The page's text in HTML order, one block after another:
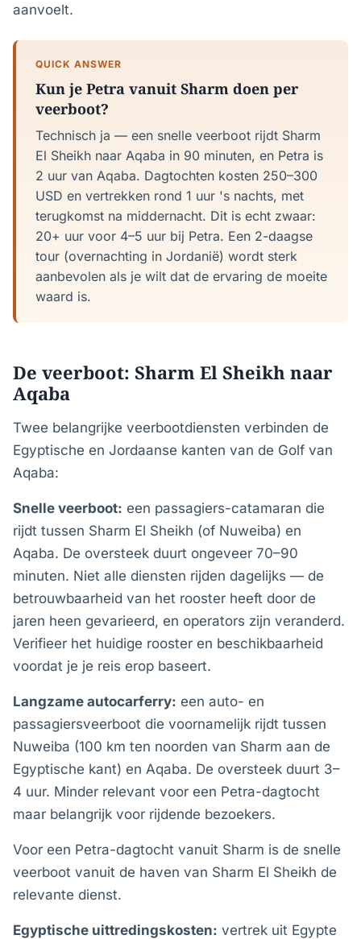
aanvoelt.
QUICK ANSWER
Kun je Petra vanuit Sharm doen per
veerboot?
Technisch ja — een snelle veerboot rijdt Sharm
El Sheikh naar Aqaba in 90 minuten, en Petra is
2 uur van Aqaba. Dagtochten kosten 250–300
USD en vertrekken rond 1 uur 's nachts, met
terugkomst na middernacht. Dit is echt zwaar:
20+ uur voor 4–5 uur bij Petra. Een 2-daagse
tour (overnachting in Jordanië) wordt sterk
aanbevolen als je wilt dat de ervaring de moeite
waard is.
De veerboot: Sharm El Sheikh naar
Aqaba
Twee belangrijke veerbootdiensten verbinden de
Egyptische en Jordaanse kanten van de Golf van
Aqaba:
Snelle veerboot: een passagiers-catamaran die
rijdt tussen Sharm El Sheikh (of Nuweiba) en
Aqaba. De oversteek duurt ongeveer 70–90
minuten. Niet alle diensten rijden dagelijks — de
betrouwbaarheid van het rooster heeft door de
jaren heen gevarieerd, en operators zijn veranderd.
Verifieer het huidige rooster en beschikbaarheid
voordat je je reis erop baseert.
Langzame autocarferry: een auto- en
passagiersveerboot die voornamelijk rijdt tussen
Nuweiba (100 km ten noorden van Sharm aan de
Egyptische kant) en Aqaba. De oversteek duurt 3–
4 uur. Minder relevant voor een Petra-dagtocht
maar belangrijk voor rijdende bezoekers.
Voor een Petra-dagtocht vanuit Sharm is de snelle
veerboot vanuit de haven van Sharm El Sheikh de
relevante dienst.
Egyptische uittredingskosten: vertrek uit Egypte